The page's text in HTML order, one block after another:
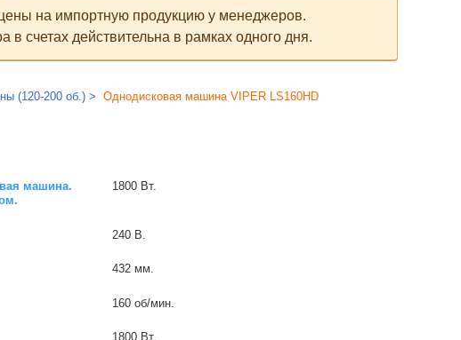
на импортную продукцию у менеджеров.
счетах действительна в рамках одного дня.
(120-200 об.) Однодисковая машина VIPER LS160HD
машина.
1800 Вт.
240 В.
432 мм.
160 об/мин.
1800 Вт.